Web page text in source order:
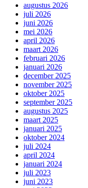
augustus 2026
juli 2026
juni 2026
mei 2026
april 2026
maart 2026
februari 2026
januari 2026
december 2025
november 2025
oktober 2025
september 2025
augustus 2025
maart 2025
januari 2025
oktober 2024
juli 2024
april 2024
januari 2024
juli 2023
juni 2023